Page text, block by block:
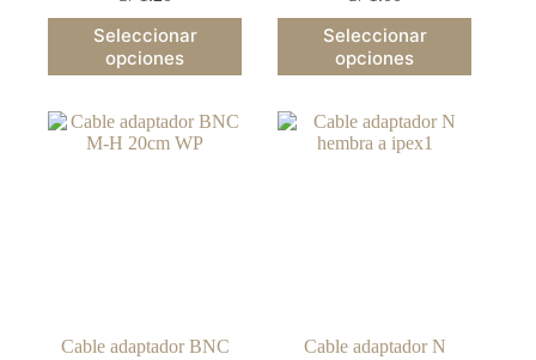
Seleccionar
opciones
Este
producto
tiene
variantes.
Las
opciones
Seleccionar
opciones
Este
producto
tiene
variantes.
Las
opciones
Cable adaptador BNC
Cable adaptador N